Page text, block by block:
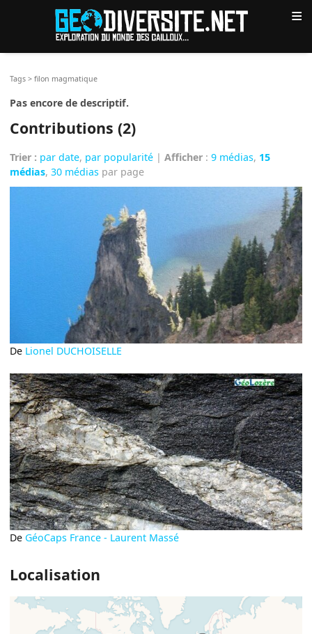
≡
Tags >filon magmatique
Pas encore de descriptif.
Contributions (2)
Trier : par date, par popularité |Afficher :9 médias, 15
médias,30 médias par page
De Lionel DUCHOISELLE
De GéoCaps France - Laurent Massé
Localisation